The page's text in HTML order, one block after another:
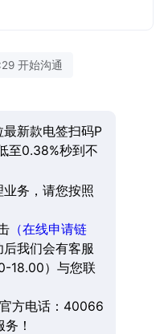
开始沟通
新款电签扫码P
至0.38%秒到不
务，请您按照
（在线申请链
我们会有客服
18.00）与您联
方电话：40066
！